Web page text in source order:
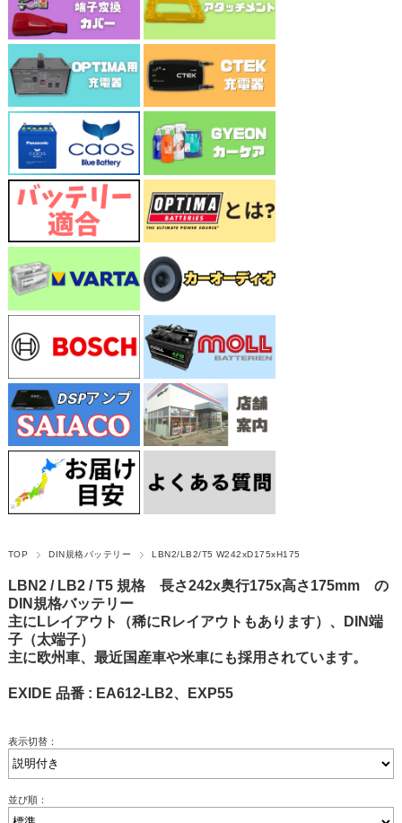
TOP DIN規格バッテリー LBN2/LB2/T5 W242xD175xH175
LBN2 / LB2 / T5 規格 長さ242x奥行175x高さ175mm の
DIN規格バッテリー
主にLレイアウト（稀にRレイアウトもあります）、DIN端
子（太端子）
主に欧州車、最近国産車や米車にも採用されています。
EXIDE 品番 : EA612-LB2、EXP55
表示切替：
並び順：